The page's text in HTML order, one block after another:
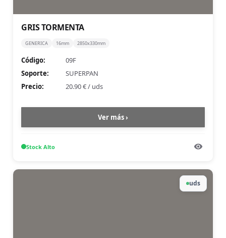
GRIS TORMENTA
GENERICA 16mm 2850x330mm
Código:
09F
Soporte:
SUPERPAN
Precio:
20.90 €/ uds
Ver más ›
StockAlto
uds